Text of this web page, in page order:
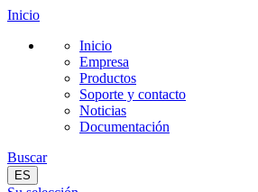
Inicio
Inicio
Empresa
Productos
Soporte y contacto
Noticias
Documentación
Buscar
ES